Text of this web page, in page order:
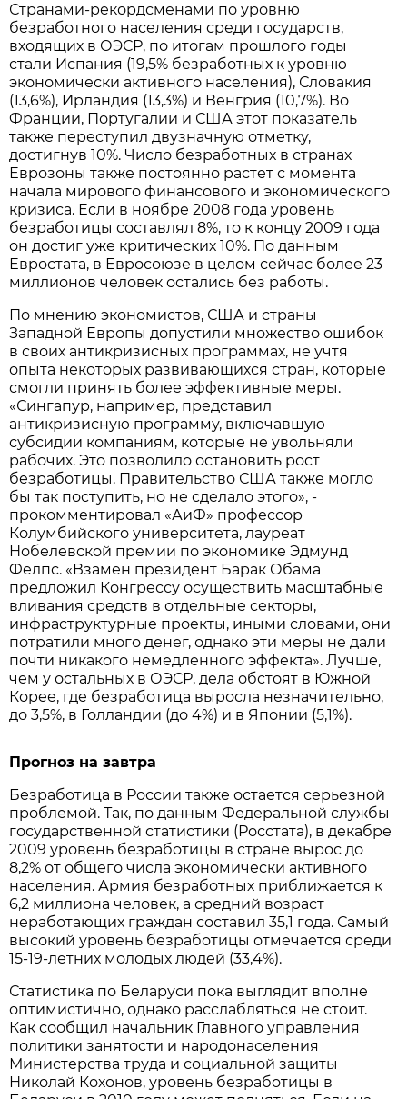
Странами-рекордсменами по уровню
безработного населения среди государств,
входящих в ОЭСР, по итогам прошлого годы
стали Испания (19,5% безработных к уровню
экономически активного населения), Словакия
(13,6%), Ирландия (13,3%) и Венгрия (10,7%). Во
Франции, Португалии и США этот показатель
также переступил двузначную отметку,
достигнув 10%. Число безработных в странах
Еврозоны также постоянно растет с момента
начала мирового финансового и экономического
кризиса. Если в ноябре 2008 года уровень
безработицы составлял 8%, то к концу 2009 года
он достиг уже критических 10%. По данным
Евростата, в Евросоюзе в целом сейчас более 23
миллионов человек остались без работы.
По мнению экономистов, США и страны
Западной Европы допустили множество ошибок
в своих антикризисных программах, не учтя
опыта некоторых развивающихся стран, которые
смогли принять более эффективные меры.
«Сингапур, например, представил
антикризисную программу, включавшую
субсидии компаниям, которые не увольняли
рабочих. Это позволило остановить рост
безработицы. Правительство США также могло
бы так поступить, но не сделало этого», -
прокомментировал «АиФ» профессор
Колумбийского университета, лауреат
Нобелевской премии по экономике Эдмунд
Фелпс. «Взамен президент Барак Обама
предложил Конгрессу осуществить масштабные
вливания средств в отдельные секторы,
инфраструктурные проекты, иными словами, они
потратили много денег, однако эти меры не дали
почти никакого немедленного эффекта». Лучше,
чем у остальных в ОЭСР, дела обстоят в Южной
Корее, где безработица выросла незначительно,
до 3,5%, в Голландии (до 4%) и в Японии (5,1%).
Прогноз на завтра
Безработица в России также остается серьезной
проблемой. Так, по данным Федеральной службы
государственной статистики (Росстата), в декабре
2009 уровень безработицы в стране вырос до
8,2% от общего числа экономически активного
населения. Армия безработных приближается к
6,2 миллиона человек, а средний возраст
неработающих граждан составил 35,1 года. Самый
высокий уровень безработицы отмечается среди
15-19-летних молодых людей (33,4%).
Статистика по Беларуси пока выглядит вполне
оптимистично, однако расслабляться не стоит.
Как сообщил начальник Главного управления
политики занятости и народонаселения
Министерства труда и социальной защиты
Николай Кохонов, уровень безработицы в